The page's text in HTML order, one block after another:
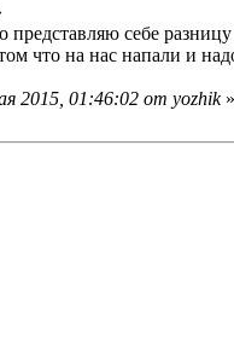
представляю себе
что на нас напали и
2015, 01:46:02 от yozhik»